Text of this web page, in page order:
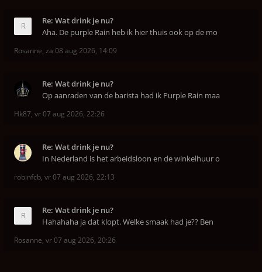
Re: Wat drink je nu?
Aha. De purple Rain heb ik hier thuis ook op de mo
Rosanne, za 08 aug 2026, 14:09
Re: Wat drink je nu?
Op aanraden van de barista had ik Purple Rain maa
Hk87, vr 07 aug 2026, 22:26
Re: Wat drink je nu?
In Nederland is het arbeidsloon en de winkelhuur o
robinfcb, vr 07 aug 2026, 22:13
Re: Wat drink je nu?
Hahahaha ja dat klopt. Welke smaak had je?? Ben
Rosanne, vr 07 aug 2026, 20:26